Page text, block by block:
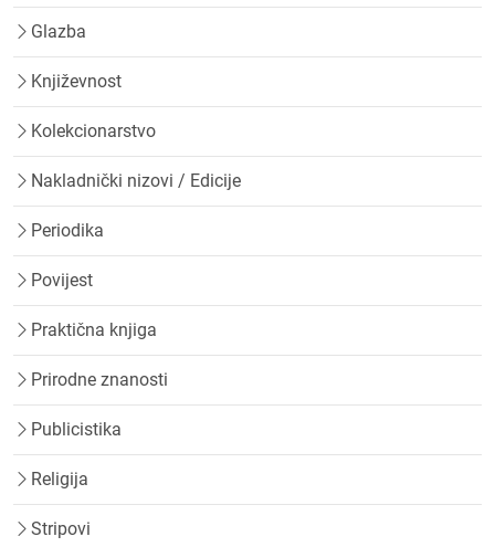
Glazba
Književnost
Kolekcionarstvo
Nakladnički nizovi / Edicije
Periodika
Povijest
Praktična knjiga
Prirodne znanosti
Publicistika
Religija
Stripovi